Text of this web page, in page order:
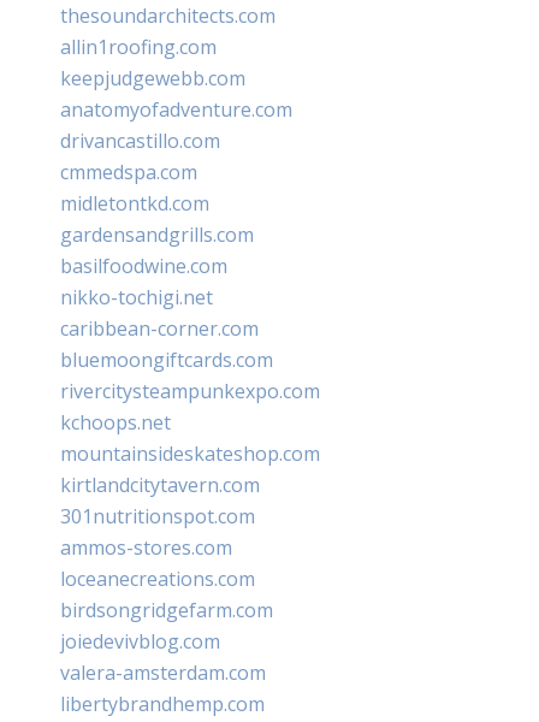
thesoundarchitects.com
allin1roofing.com
keepjudgewebb.com
anatomyofadventure.com
drivancastillo.com
cmmedspa.com
midletontkd.com
gardensandgrills.com
basilfoodwine.com
nikko-tochigi.net
caribbean-corner.com
bluemoongiftcards.com
rivercitysteampunkexpo.com
kchoops.net
mountainsideskateshop.com
kirtlandcitytavern.com
301nutritionspot.com
ammos-stores.com
loceanecreations.com
birdsongridgefarm.com
joiedevivblog.com
valera-amsterdam.com
libertybrandhemp.com